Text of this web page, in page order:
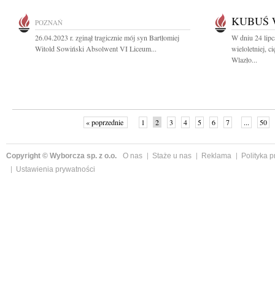
POZNAŃ
26.04.2023 r. zginął tragicznie mój syn Bartłomiej
Witold Sowiński Absolwent VI Liceum...
KUBUŚ
W dniu 24
wieloletniej,
Wlazło...
« poprzednie 1 2 3 4 5 6 7 ... 50
Copyright © Wyborcza sp. z o.o. O nas Staże u nas Reklama
Polityka
Ustawienia prywatności